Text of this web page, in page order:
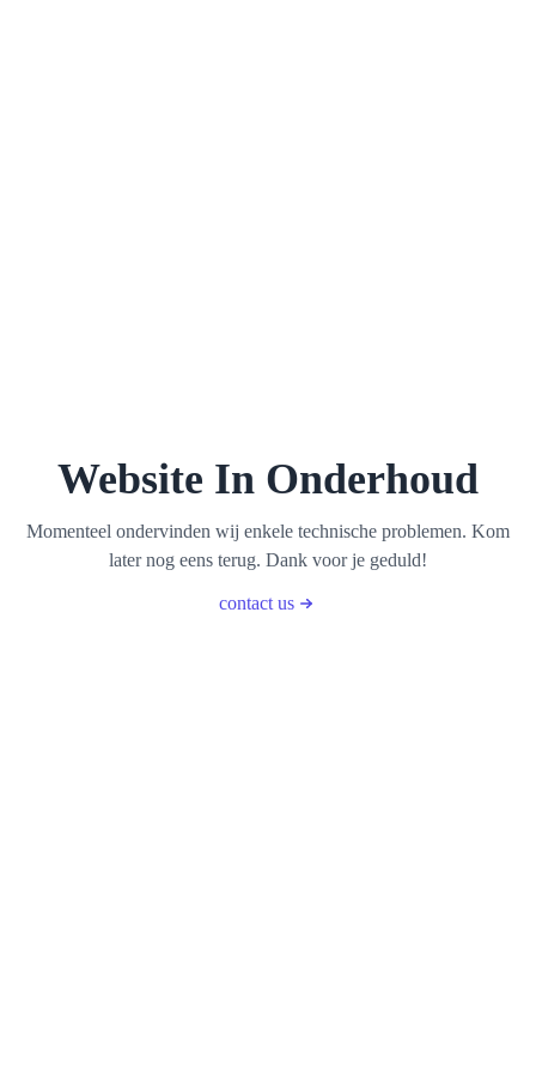
Website In Onderhoud
Momenteel ondervinden wij enkele technische problemen. Kom
later nog eens terug. Dank voor je geduld!
contact us